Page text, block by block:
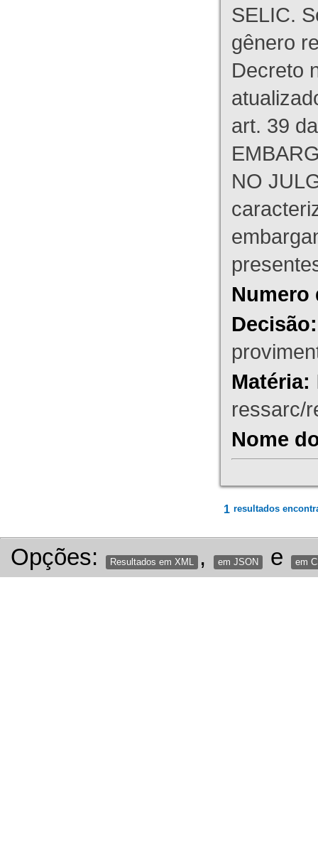
SELIC.
gênero
Decreto
art. 39
NO
Numero
Decisão:
Matéria:
ressarc/
Nome
1 resultados
Opções: Resultados em XML , em JSON e em